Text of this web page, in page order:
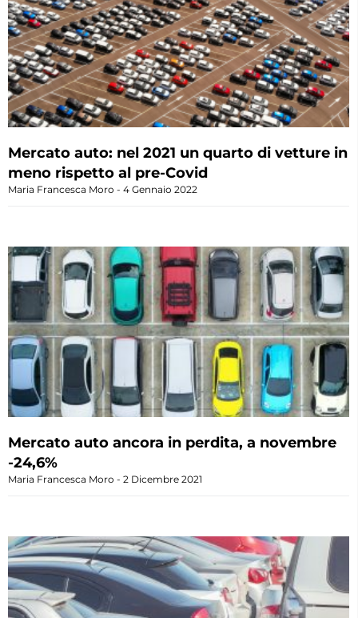
Mercato auto: nel 2021 un quarto di vetture in
meno rispetto al pre-Covid
Maria Francesca Moro 4 Gennaio 2022
Mercato auto ancora in perdita, a novembre
-24,6%
Maria Francesca Moro 2 Dicembre 2021